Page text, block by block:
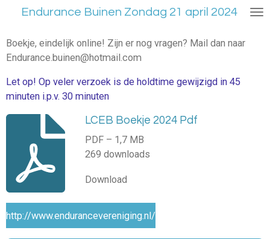
naar
de
Endurance Buinen Zondag 21 april 2024
Boekje, eindelijk online! Zijn er nog vragen? Mail dan naar
Endurance.buinen@hotmail.com
Let op! Op veler verzoek is de holdtime gewijzigd in 45
minuten i.p.v. 30 minuten
LCEB Boekje 2024 Pdf
PDF – 1,7 MB
269 downloads
Download
http://www.endurancevereniging.nl/